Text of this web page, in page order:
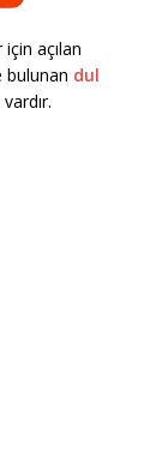
için açılan
bulunan dul